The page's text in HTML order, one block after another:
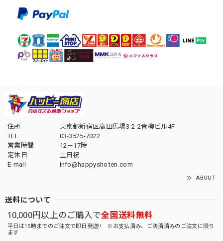
住所
東京都新宿区高田馬場3-2-2青柳ビル4F
TEL
03-3525-7022
営業時間
12－17時
定休日
土日祝
E-mail
info@happyshoten.com
ABOUT
送料について
10,000円以上のご購入で全国送料無料
平日は15時までのご注文で即日発送!! ※お支払済み、ご決済済みのご注文に限り
ます